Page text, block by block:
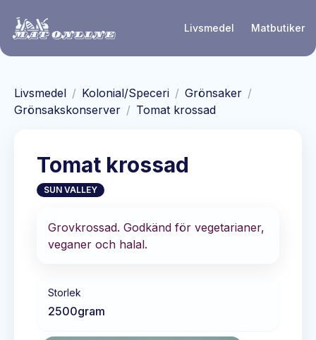
Livsmedel Matbutiker
Livsmedel / Kolonial/Speceri / Grönsaker /
Grönsakskonserver / Tomat krossad
Tomat krossad
SUN VALLEY
Grovkrossad. Godkänd för vegetarianer,
veganer och halal.
Storlek
2500gram